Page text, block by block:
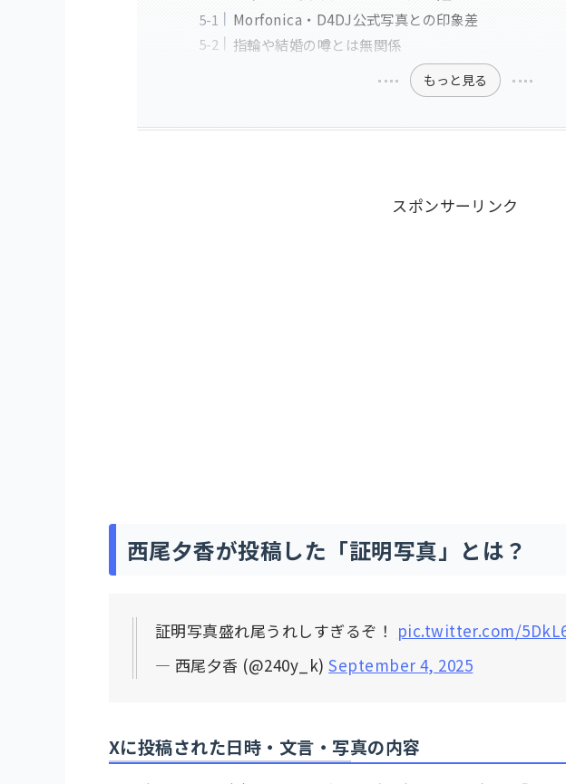
Morfonica・D4DJ公式写真との印象差
指輪や結婚の噂とは無関係
もっと見る
スポンサーリンク
西尾夕香が投稿した「証明写真」とは？
証明写真盛れ尾うれしすぎるぞ！ pic.twitter.com/
— 西尾夕香 (@240y_k)September 4, 2025
Xに投稿された日時・文言・写真の内容